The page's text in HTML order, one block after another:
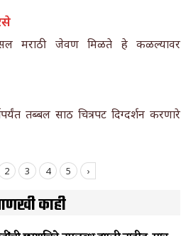
मराठी जेवण मिळते हे कळल्यावर
तब्बल साठ चित्रपट दिग्दर्शन करणारे
2 3 4 5 ›
काही